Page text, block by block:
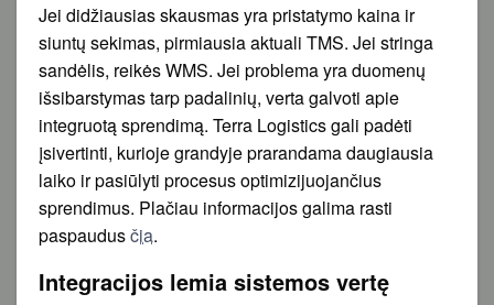
Jei didžiausias skausmas yra pristatymo kaina ir
siuntų sekimas, pirmiausia aktuali TMS. Jei stringa
sandėlis, reikės WMS. Jei problema yra duomenų
išsibarstymas tarp padalinių, verta galvoti apie
integruotą sprendimą. Terra Logistics gali padėti
įsivertinti, kurioje grandyje prarandama daugiausia
laiko ir pasiūlyti procesus optimizijuojančius
sprendimus. Plačiau informacijos galima rasti
paspaudusčia.
Integracijos lemia sistemos vertę